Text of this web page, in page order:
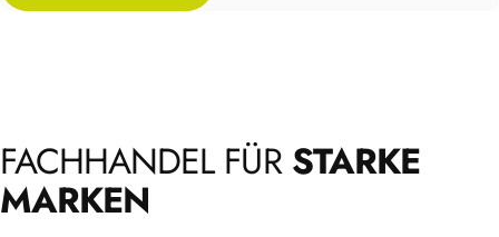
FACHHANDEL FÜR STARKE
MARKEN